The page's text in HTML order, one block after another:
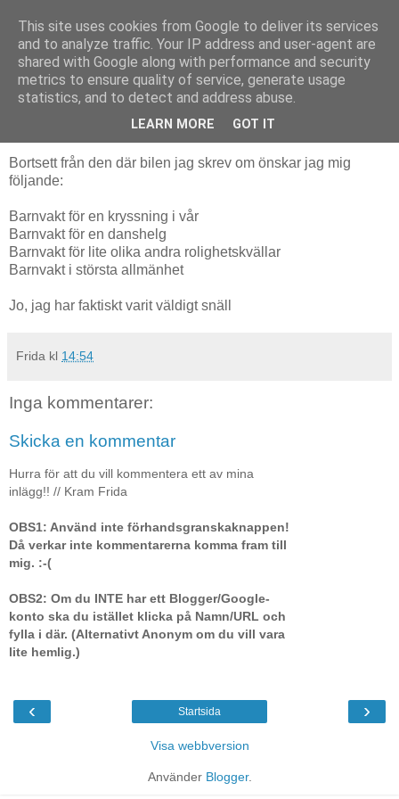
Livsdans
fredag 19 november 2010
Önskelista till Tomten
Bortsett från den där bilen jag skrev om önskar jag mig
följande:
Barnvakt för en kryssning i vår
Barnvakt för en danshelg
Barnvakt för lite olika andra rolighetskvällar
Barnvakt i största allmänhet
Jo, jag har faktiskt varit väldigt snäll
Frida kl 14:54
Inga kommentarer:
Skicka en kommentar
Hurra för att du vill kommentera ett av mina
inlägg!! // Kram Frida
OBS1: Använd inte förhandsgranskaknappen!
Då verkar inte kommentarerna komma fram till
mig. :-(
OBS2: Om du INTE har ett Blogger/Google-
konto ska du istället klicka på Namn/URL och
fylla i där. (Alternativt Anonym om du vill vara
lite hemlig.)
‹ ›
Startsida
Visa webbversion
Använder Blogger.
This site uses cookies from Google to deliver its services
and to analyze traffic. Your IP address and user-agent are
shared with Google along with performance and security
metrics to ensure quality of service, generate usage
statistics, and to detect and address abuse.
LEARN MORE GOT IT